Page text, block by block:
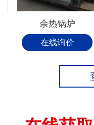
余热锅炉
在线询价